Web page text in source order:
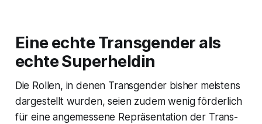
Eine echte Transgender als
echte Superheldin
Die Rollen, in denen Transgender bisher meistens
dargestellt wurden, seien zudem wenig förderlich
für eine angemessene Repräsentation der Trans-